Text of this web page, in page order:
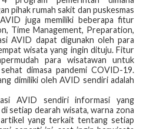
pihak rumah sakit dan puskesmas
juga memiliki beberapa fitur
Time Management, Preparation,
AVID dapat digunakn oleh para
wisata yang ingin dituju. Fitur
para wisatawan untuk
dimasa pandemi COVID-19.
dimiliki oleh AVID sendiri adalah
AVID sendiri informasi yang
setiap dearah wisata, warna zona
yang terkait tentang setiap